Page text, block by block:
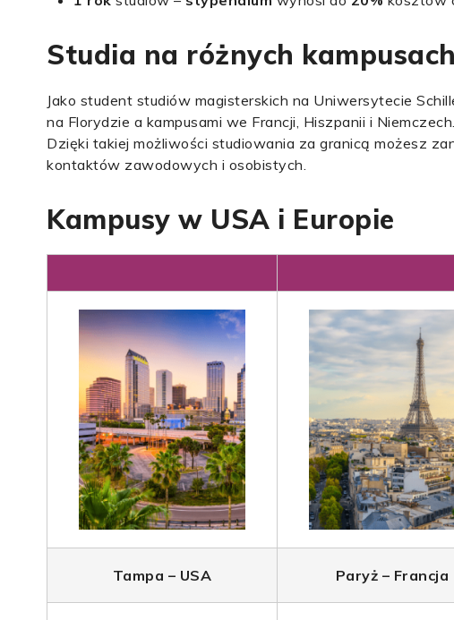
Studia na różnych kampusach
Jako student studiów magisterskich na Uniwersytecie
na Florydzie a kampusami we Francji, Hiszpanii i Niemczech.
Dzięki takiej możliwości studiowania za granicą możesz
kontaktów zawodowych i osobistych.
Kampusy w USA i Europie
Tampa – USA Paryż – Francja